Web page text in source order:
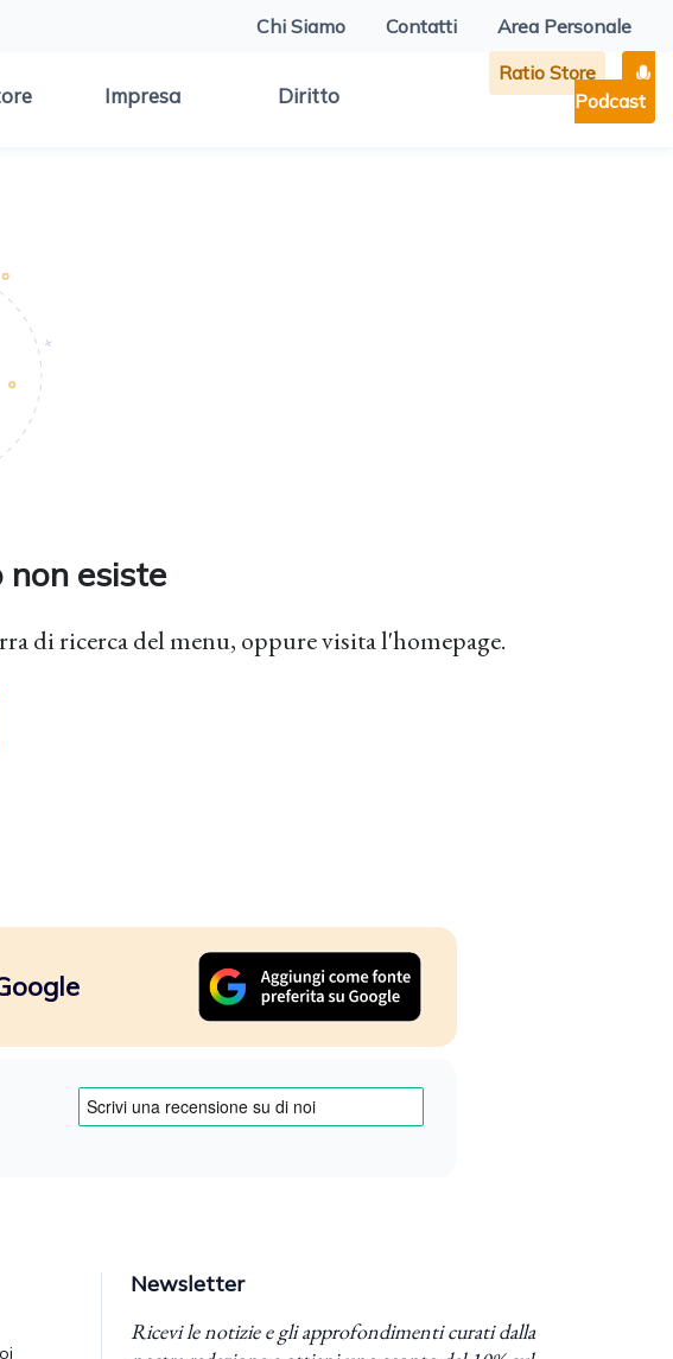
Chi Siamo Contatti Area Personale
Impresa Diritto
Ratio Store
Podcast
non esiste
di ricerca del menu, oppure visita l'homepage.
Newsletter
Ricevi le notizie e gli approfondimenti curati dalla